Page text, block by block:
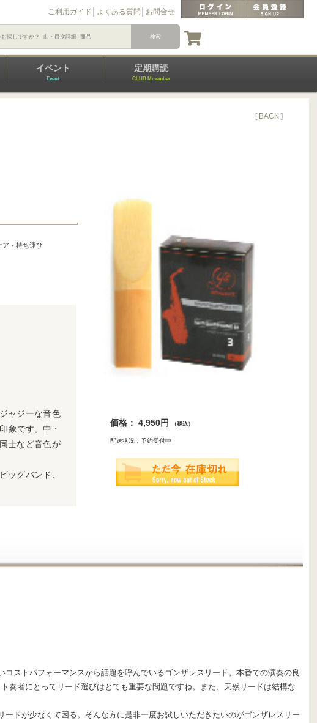
ご利用ガイド よくある質問 お問合せ
イベント
Event
定期購読
CLUB Mmember
[ BACK ]
ア・持ち運び
ャジーな音色
象です。中・
士など音色が
ッグバンド、
価格： 4,950円 （税込）
配送状況：予約受付中
ストパフォーマンスから話題を呼んでいるゴンザレスリード。本番での演奏の良
奏者にとってリード選びはとても重要な問題ですね。また、天然リードは結構な
ドが少なくて困る。そんな方に是非一度お試しいただきたいのがゴンザレスリー